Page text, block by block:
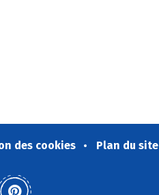
des cookies Plan du site